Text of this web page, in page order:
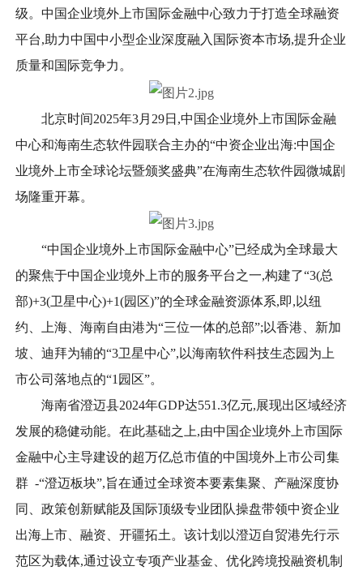
级。中国企业境外上市国际金融中心致力于打造全球融资
平台,助力中国中小型企业深度融入国际资本市场,提升企业
质量和国际竞争力。
北京时间2025年3月29日,中国企业境外上市国际金融
中心和海南生态软件园联合主办的“中资企业出海:中国企
业境外上市全球论坛暨颁奖盛典”在海南生态软件园微城剧
场隆重开幕。
“中国企业境外上市国际金融中心”已经成为全球最大
的聚焦于中国企业境外上市的服务平台之一,构建了“3(总
部)+3(卫星中心)+1(园区)”的全球金融资源体系,即,以纽
约、上海、海南自由港为“三位一体的总部”;以香港、新加
坡、迪拜为辅的“3卫星中心”,以海南软件科技生态园为上
市公司落地点的“1园区”。
海南省澄迈县2024年GDP达551.3亿元,展现出区域经济
发展的稳健动能。在此基础之上,由中国企业境外上市国际
金融中心主导建设的超万亿总市值的中国境外上市公司集
群 -“澄迈板块”,旨在通过全球资本要素集聚、产融深度协
同、政策创新赋能及国际顶级专业团队操盘带领中资企业
出海上市、融资、开疆拓土。该计划以澄迈自贸港先行示
范区为载体,通过设立专项产业基金、优化跨境投融资机制